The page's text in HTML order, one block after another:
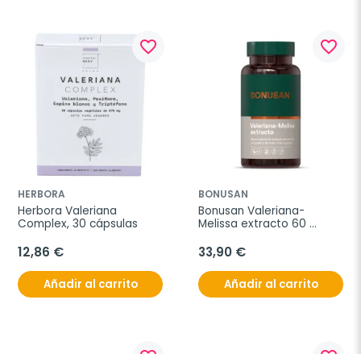
favorite_border
HERBORA
Herbora Valeriana
Complex, 30 cápsulas
12,86 €
Añadir al carrito
favorite_border
BONUSAN
Bonusan Valeriana-
Melissa extracto 60
33,90 €
Añadir al carrito